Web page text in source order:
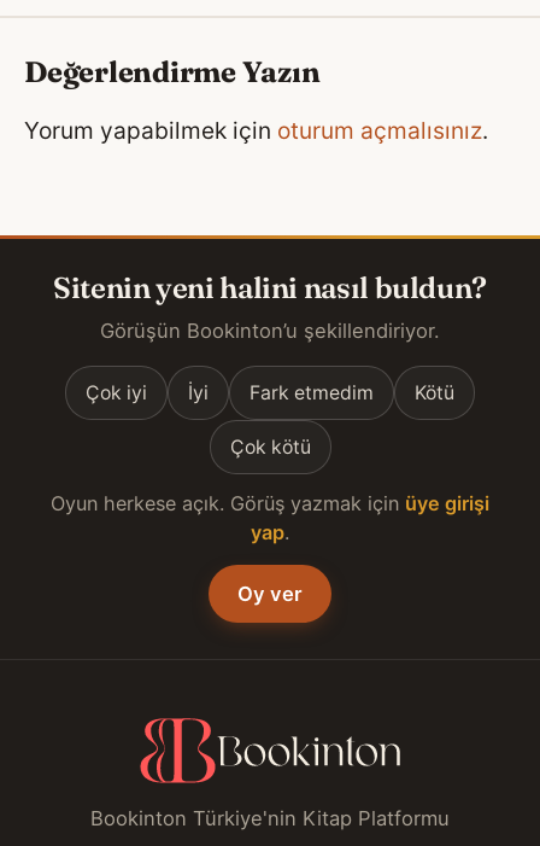
Değerlendirme Yazın
Yorum yapabilmek için oturum açmalısınız.
Sitenin yeni halini nasıl buldun?
Görüşün Bookinton’u şekillendiriyor.
Çok iyi İyi Fark etmedim Kötü
Çok kötü
Oyun herkese açık. Görüş yazmak için üye girişi
yap.
Oy ver
Bookinton Türkiye'nin Kitap Platformu